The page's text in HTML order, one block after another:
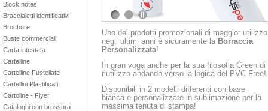
Block notes
Braccialetti identificativi
Brochure
Buste commerciali
Carta intestata
Cartelline
Cartelline Fustellate
Cartellini Plastificati
Cartoline - Flyer
Cataloghi con brossura
Uno dei prodotti promozionali di maggior utilizzo
negli ultimi anni è sicuramente la Borraccia
Personalizzata!
In gran voga anche per la sua filosofia Green di
riutilizzo andando verso la logica del PVC Free!
Disponibili in 2 modelli differenti con base
bianca e personalizzate in sublimazione per la
massima tenuta di stampa!